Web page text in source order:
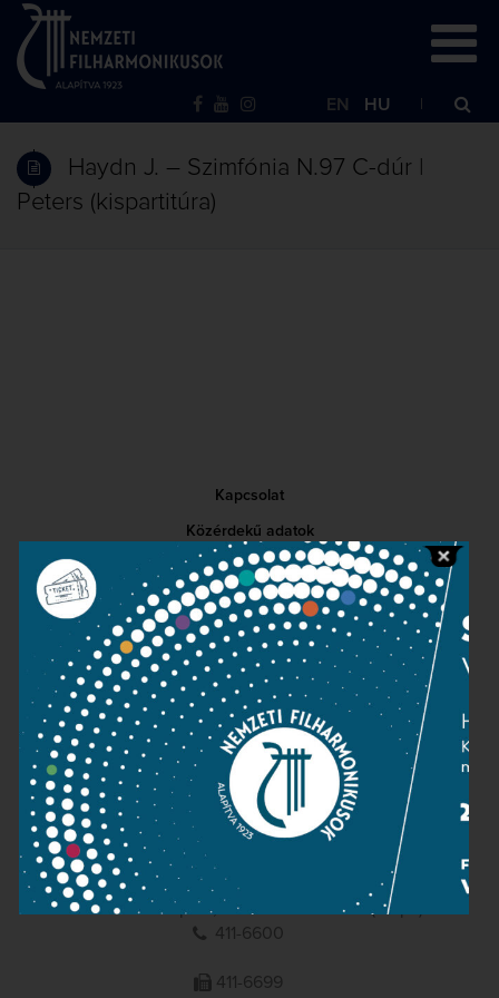
EN HU
Haydn J. – Szimfónia N.97 C-dúr |
Peters (kispartitúra)
Kapcsolat
Közérdekű adatok
Sajtószoba
Adatvédelem
Impresszum
NEMZETI
FILHARMONIKUSOK
1095 Budapest, Komor Marcell u. 1. (Müpa)
411-6600
411-6699